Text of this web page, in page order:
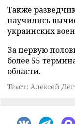
Также
научились
украинских
За первую
более 55
области.
Текст: Алексей